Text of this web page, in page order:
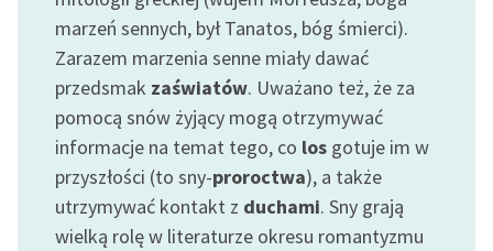
niepełnosprawnościami
Feministyczne inspiracje.
Popularyzacja
skandynawskiej literatury
feministycznej
Ręce pełne poezji
Kolekcje edukacyjne
marzeń sennych, był Tanatos, bóg śmierci).
Zarazem marzenia senne miały dawać
przedsmak zaświatów. Uważano też, że za
pomocą snów żyjący mogą otrzymywać
informacje na temat tego, co los gotuje im w
przyszłości (to sny-proroctwa), a także
utrzymywać kontakt z duchami. Sny grają
wielką rolę w literaturze okresu romantyzmu